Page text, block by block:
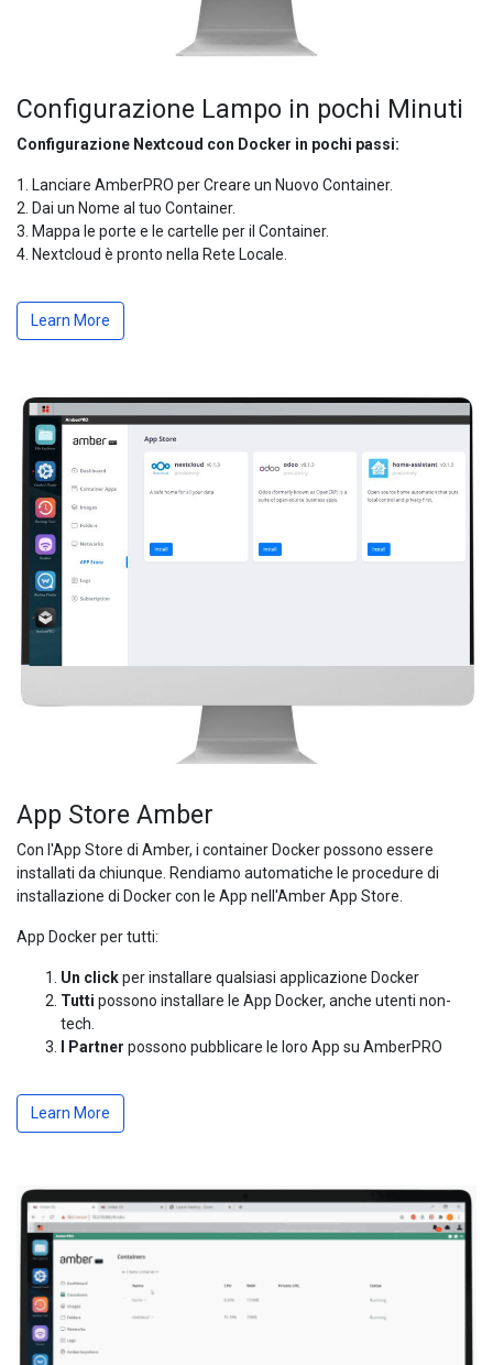
Configurazione Lampo in pochi Minuti
Configurazione Nextcoud con Docker in pochi passi:
1. Lanciare AmberPRO per Creare un Nuovo Container.
2. Dai un Nome al tuo Container.
3. Mappa le porte e le cartelle per il Container.
4. Nextcloud è pronto nella Rete Locale.
Learn More
App Store Amber
Con l'App Store di Amber, i container Docker possono essere
installati da chiunque. Rendiamo automatiche le procedure di
installazione di Docker con le App nell'Amber App Store.
App Docker per tutti:
Un clickper installare qualsiasi applicazione Docker
Tutti possono installare le App Docker, anche utenti non-
tech.
I Partner possono pubblicare le loro App su AmberPRO
Learn More